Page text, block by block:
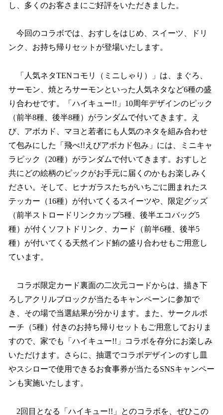
し、多くのお客さまにご好評をいただきました。
今回のコラボでは、おすしをはじめ、スイーツ、ドリ
ンク、お持ち帰りセットが登場いたします。
「人気ネタTENコモリ（ミニしゃり）」は、まぐろ、
サーモン、焼とろサーモンといった人気ネタなど6種の盛
り合わせです。「ハイキュー!!」10周年デザインのピック
（前半8種、後半8種）がランダムで付いてきます。え
び、アボカド、マヨと若者にも人気のネタを組み合わせ
て包みにした「飛べ!!えびアボカド包み」には、ミニキャ
ラピック（20種）がランダムで付いてきます。おすしと
共にどの絵柄のピックがお手元に届くのかもお楽しみく
ださい。そして、ヒナガラスたちがいちごに囲まれたス
テッカー（16種）が付いてくるスイーツや、限定グッズ
（前半ストロードリンクカップ5種、後半エコバッグ5
種）が付くソフトドリンク、カード（前半6種、後半5
種）が付いてくる天然インド鮪の盛り合わせもご用意し
ています。
コラボ限定カード裏面の二次元コードからは、描き下
ろしアクリルブロックが当たるキャンペーンに参加で
き、その場で当選結果が分かります。また、サークルポ
ーチ（5種）付きのお持ち帰りセットもご用意しておりま
すので、家でも「ハイキュー!!」コラボを存分にお楽しみ
いただけます。さらに、抽選でコラボデザインのすし皿
やスシローで使用できるお食事券が当たるSNSキャンペー
ンも実施いたします。
2回目となる「ハイキュー!!」とのコラボを、ぜひこの